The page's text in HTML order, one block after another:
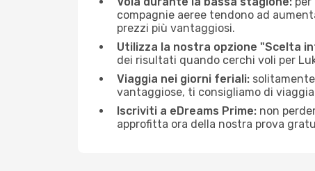
compagnie aeree tendono ad
prezzi più vantaggiosi.
Utilizza la nostra opzione "Scelta
dei risultati quando cerchi voli per
Viaggia nei giorni feriali:
vantaggiose, ti consigliamo di
Iscriviti a eDreams Prime: non
approfitta ora della nostra prova